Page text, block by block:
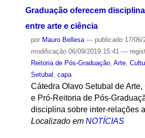
Graduação oferecem
entre arte e ciência
por Mauro Bellesa — publicado17/06/
modificação06/09/2019 15:41 —
Reitoria de Pós-Graduação, Arte,
Setubal , capa
Cátedra Olavo Setubal de
e Pró-Reitoria de Pós-
disciplina sobre inter-relações
Localizado em NOTÍCIAS